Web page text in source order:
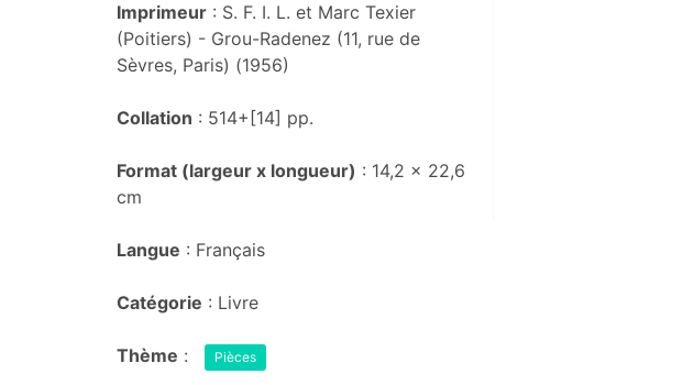
Imprimeur : S. F. I. L. et Marc Texier
(Poitiers) - Grou-Radenez (11, rue de
Sèvres, Paris) (1956)
Collation : 514+[14] pp.
Format (largeur x longueur) : 14,2 x 22,6
cm
Langue : Français
Catégorie : Livre
Thème : Pièces